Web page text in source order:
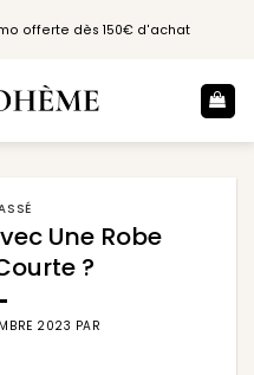
offerte dès 150€ d'achat
Une Robe
?
2023 PAR